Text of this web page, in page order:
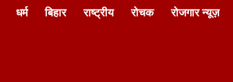
धर्म बिहार राष्ट्रीय रोचक रोजगार न्यूज़